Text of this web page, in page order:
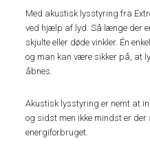
Med akustisk lysstyring fra
ved hjælp af lyd. Så længe der
skjulte eller døde vinkler. Én
og man kan være sikker på, at
åbnes.
Akustisk lysstyring er nemt at
og sidst men ikke mindst er
energiforbruget.